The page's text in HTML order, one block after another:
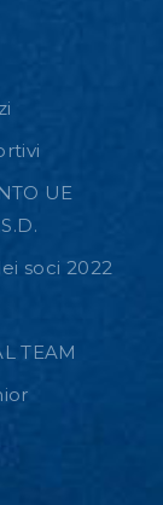
UE
soci 2022
TEAM